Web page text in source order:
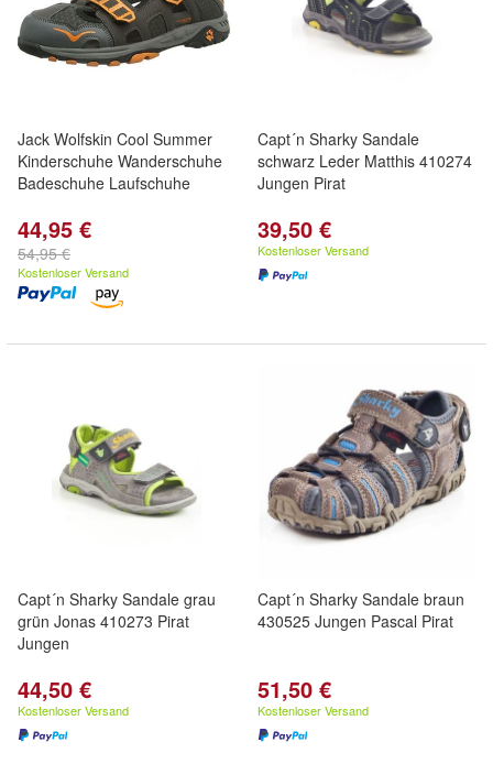
Jack Wolfskin Cool Summer
Kinderschuhe Wanderschuhe
Badeschuhe Laufschuhe
44,95 €
54,95 €
Kostenloser Versand
Capt´n Sharky Sandale
schwarz Leder Matthis 410274
Jungen Pirat
39,50 €
Kostenloser Versand
Capt´n Sharky Sandale grau
grün Jonas 410273 Pirat
Jungen
44,50 €
Kostenloser Versand
Capt´n Sharky Sandale braun
430525 Jungen Pascal Pirat
51,50 €
Kostenloser Versand